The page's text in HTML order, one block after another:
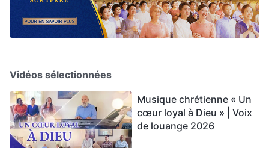
Vidéos sélectionnées
Musique chrétienne « Un
cœur loyal à Dieu » | Voix
de louange 2026